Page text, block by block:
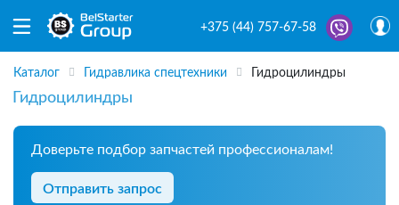
+375 (44) 757-67-58
Каталог Гидравлика спецтехники Гидроцилиндры
Гидроцилиндры
Доверьте подбор запчастей профессионалам!
Отправить запрос